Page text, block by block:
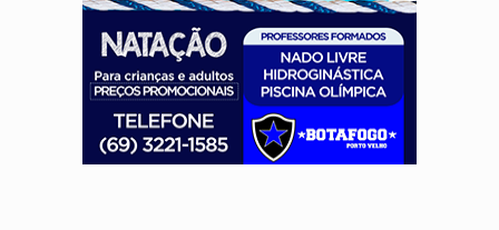
ASSESSOR FLAGRADO:Empresa e ONG que recebeu R$ 12 mi em emendas
INFLUENCIARIA ELEIÇÕES:Justiça Eleitoral manda tirar vídeo com suposta
CONEXÃO RONDONIAOVIVO:Marcio Barreto, pres. da ABAV-RO, alerta sobre golpes
DA RECICLAGEM AO SUCESSO:A trajetória de superação de